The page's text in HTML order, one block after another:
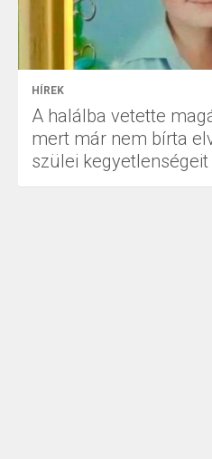
HÍREK
A halálba vetette
mert már nem bírta
szülei kegyetlenségeit